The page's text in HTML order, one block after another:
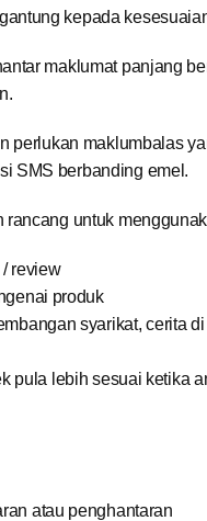
kepada
maklumat panjang
perlukan maklumbalas
SMS berbanding emel.
untuk
review
produk
syarikat, cerita
pula lebih sesuai ketika
atau penghantaran